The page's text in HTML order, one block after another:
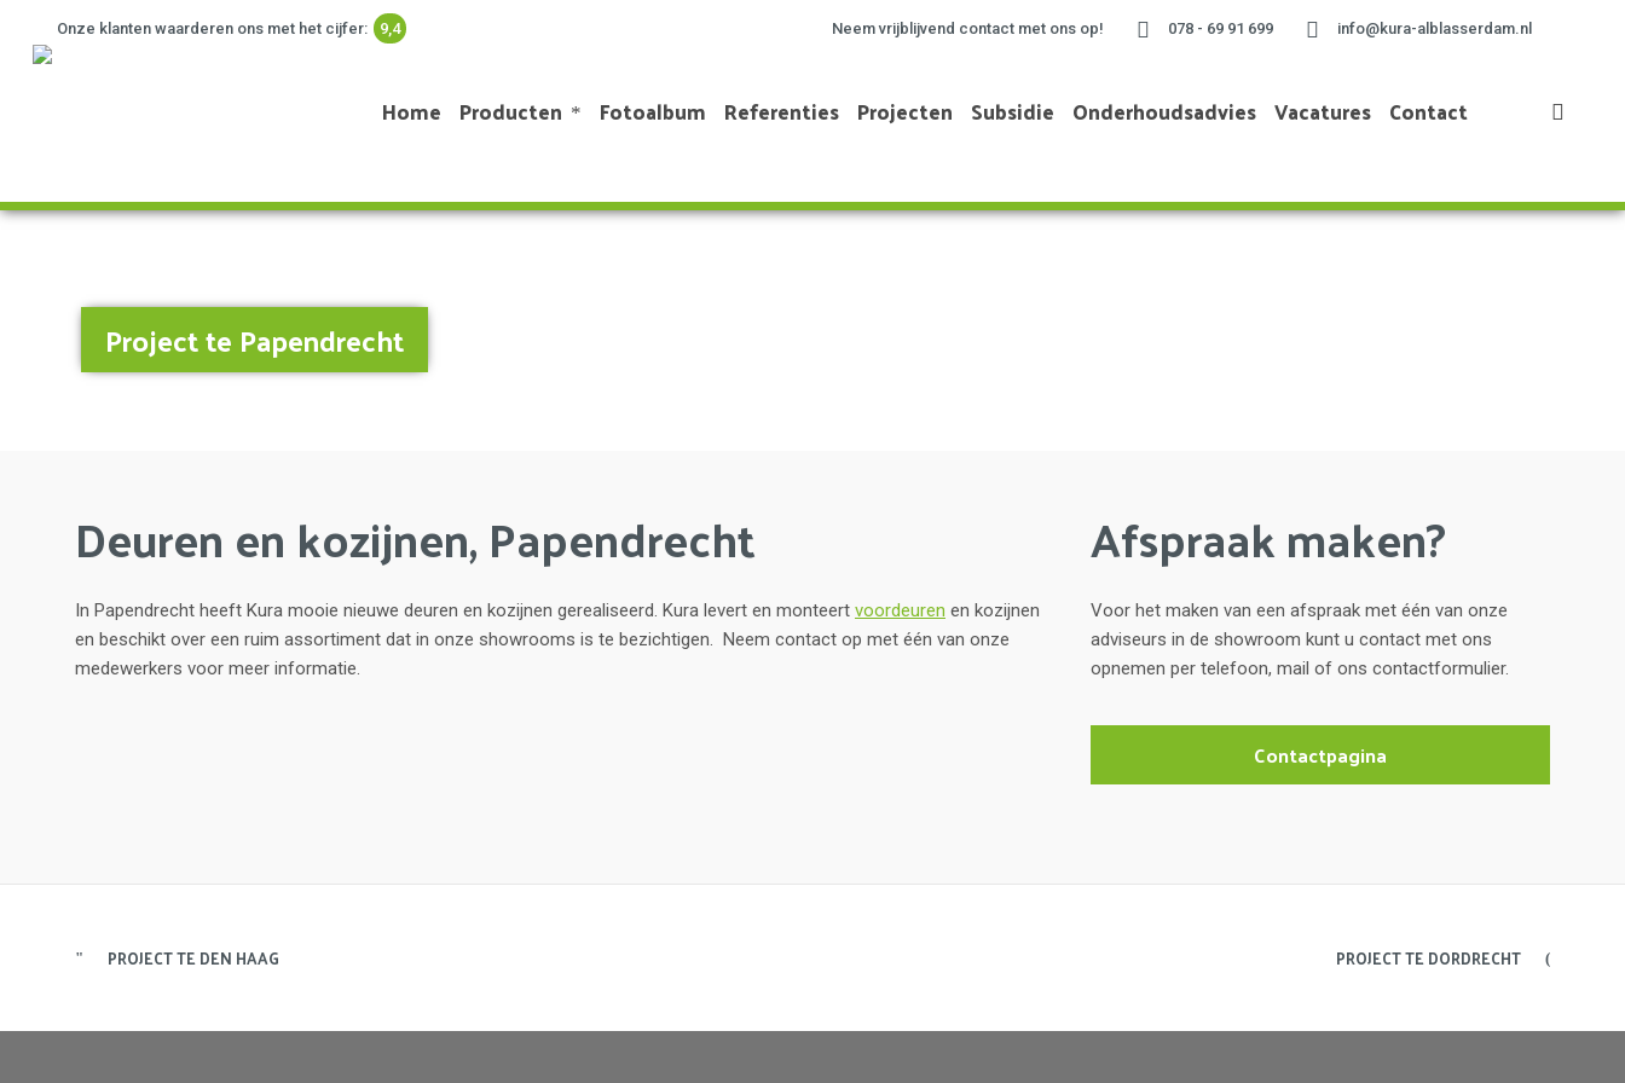
Onze klanten waarderen ons met het cijfer: 9,4 Neem vrijblijvend contact met ons op! 078 - 69 91 699 info@kura-alblasserdam.nl
Home Producten Fotoalbum Referenties Projecten Subsidie Onderhoudsadvies Vacatures Contact
Project te Papendrecht
Deuren en kozijnen, Papendrecht
In Papendrecht heeft Kura mooie nieuwe deuren en kozijnen gerealiseerd. Kura levert en monteert voordeuren en kozijnen
en beschikt over een ruim assortiment dat in onze showrooms is te bezichtigen. Neem contact op met één van onze
medewerkers voor meer informatie.
Afspraak maken?
Voor het maken van een afspraak met één van onze
adviseurs in de showroom kunt u contact met ons
opnemen per telefoon, mail of ons contactformulier.
Contactpagina
PROJECT TE DEN HAAG PROJECT TE DORDRECHT